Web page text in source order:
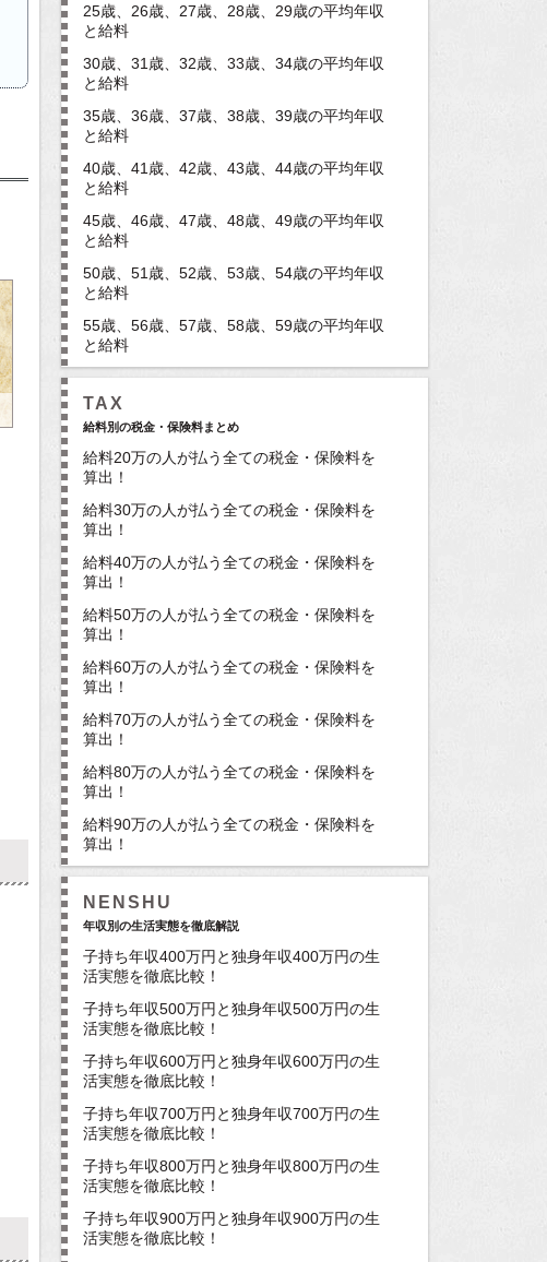
25歳、26歳、27歳、28歳、29歳の平均年収
と給料
30歳、31歳、32歳、33歳、34歳の平均年収
と給料
35歳、36歳、37歳、38歳、39歳の平均年収
と給料
40歳、41歳、42歳、43歳、44歳の平均年収
と給料
45歳、46歳、47歳、48歳、49歳の平均年収
と給料
50歳、51歳、52歳、53歳、54歳の平均年収
と給料
55歳、56歳、57歳、58歳、59歳の平均年収
と給料
TAX
給料別の税金・保険料まとめ
給料20万の人が払う全ての税金・保険料を
算出！
給料30万の人が払う全ての税金・保険料を
算出！
給料40万の人が払う全ての税金・保険料を
算出！
給料50万の人が払う全ての税金・保険料を
算出！
給料60万の人が払う全ての税金・保険料を
算出！
給料70万の人が払う全ての税金・保険料を
算出！
給料80万の人が払う全ての税金・保険料を
算出！
給料90万の人が払う全ての税金・保険料を
算出！
NENSHU
年収別の生活実態を徹底解説
子持ち年収400万円と独身年収400万円の生
活実態を徹底比較！
子持ち年収500万円と独身年収500万円の生
活実態を徹底比較！
子持ち年収600万円と独身年収600万円の生
活実態を徹底比較！
子持ち年収700万円と独身年収700万円の生
活実態を徹底比較！
子持ち年収800万円と独身年収800万円の生
活実態を徹底比較！
子持ち年収900万円と独身年収900万円の生
活実態を徹底比較！